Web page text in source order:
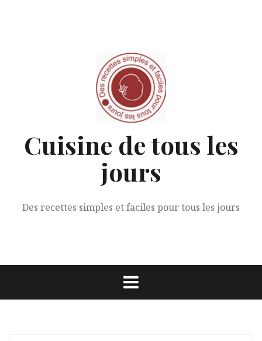
Cuisine de tous les
jours
Des recettes simples et faciles pour tous les jours